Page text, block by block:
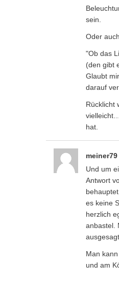
es keine
anbastel.
ausgesagt.
Man
und am
computerpitti
Sehen aus als wenn
Sattel hängen ?
Wohl eher Hoden